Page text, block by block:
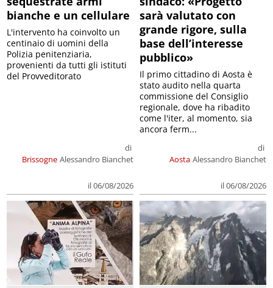
bianche e un cellulare
Brissogne
di
Alessandro Bianchet
il 06/08/2026
L'intervento ha coinvolto un
centinaio di uomini della
Polizia penitenziaria,
provenienti da tutti gli istituti
del Provveditorato
sarà valutato con
grande rigore, sulla
base dell’interesse
pubblico»
Aosta
di
Alessandro Bianchet
il 06/08/2026
Il primo cittadino di Aosta è
stato audito nella quarta
commissione del Consiglio
regionale, dove ha ribadito
come l'iter, al momento, sia
ancora ferm...